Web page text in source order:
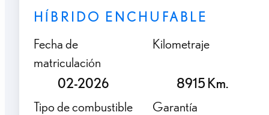
HÍBRIDO ENCHUFABLE
Fecha de
matriculación
02-2026
Kilometraje
8915 Km.
Tipo de combustible
Garantía